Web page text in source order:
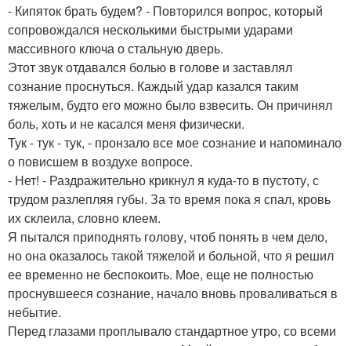
- Кипяток брать будем? - Повторился вопрос, который
сопровождался несколькими быстрыми ударами
массивного ключа о стальную дверь.
Этот звук отдавался болью в голове и заставлял
сознание проснуться. Каждый удар казался таким
тяжелым, будто его можно было взвесить. Он причинял
боль, хоть и не касался меня физически.
Тук - тук - тук, - пронзало все мое сознание и напоминало
о повисшем в воздухе вопросе.
- Нет! - Раздражительно крикнул я куда-то в пустоту, с
трудом разлепляя губы. За то время пока я спал, кровь
их склеила, словно клеем.
Я пытался приподнять голову, чтоб понять в чем дело,
но она оказалось такой тяжелой и больной, что я решил
ее временно не беспокоить. Мое, еще не полностью
проснувшееся сознание, начало вновь проваливаться в
небытие.
Перед глазами проплывало стандартное утро, со всеми